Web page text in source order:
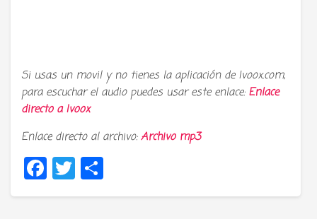
Si usas un movil y no tienes la aplicación de Ivoox.com,
para escuchar el audio puedes usar este enlace: Enlace
directo aIvoox
Enlace directo al archivo:Archivo mp3
Facebook
Twitter